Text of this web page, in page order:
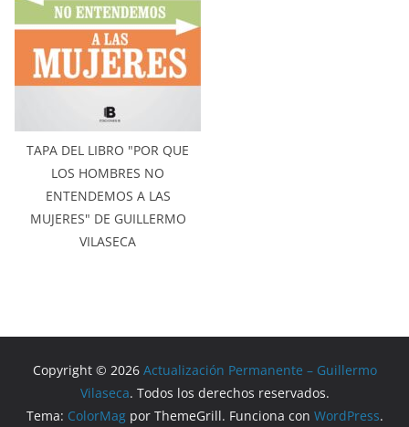
TAPA DEL LIBRO "POR QUE
LOS HOMBRES NO
ENTENDEMOS A LAS
MUJERES" DE GUILLERMO
VILASECA
Copyright © 2026 Actualización Permanente – Guillermo
Vilaseca. Todos los derechos reservados.
Tema: ColorMagpor ThemeGrill. Funciona con WordPress.